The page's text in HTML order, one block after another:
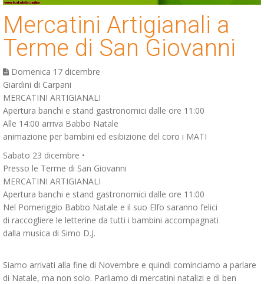
Mercatini Artigianali a
Terme di San Giovanni
Domenica 17 dicembre
Giardini di Carpani
MERCATINI ARTIGIANALI
Apertura banchi e stand gastronomici dalle ore 11:00
Alle 14:00 arriva Babbo Natale
animazione per bambini ed esibizione del coro i MATI
Sabato 23 dicembre •
Presso le Terme di San Giovanni
MERCATINI ARTIGIANALI
Apertura banchi e stand gastronomici dalle ore 11:00
Nel Pomeriggio Babbo Natale e il suo Elfo saranno felici
di raccogliere le letterine da tutti i bambini accompagnati
dalla musica di Simo D.J.
Siamo arrivati alla fine di Novembre e quindi cominciamo a parlare
di Natale, ma non solo. Parliamo di mercatini natalizi e di ben